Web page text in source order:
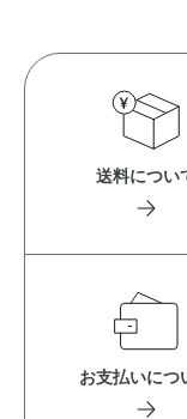
送料につい
お支払いにつ